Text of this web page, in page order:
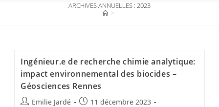
ARCHIVES ANNUELLES : 2023
>
Ingénieur.e de recherche chimie analytique:
impact environnemental des biocides –
Géosciences Rennes
Emilie Jardé
11 décembre 2023